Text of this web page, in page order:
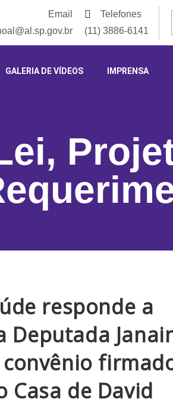
Email
Telefones
(11) 3886-6141
GALERIA DE VÍDEOS IMPRENSA
,
responde a
Casa de David